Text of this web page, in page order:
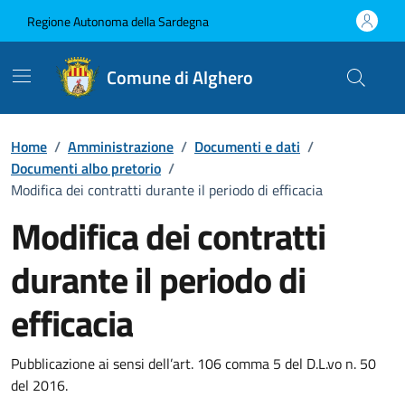
Regione Autonoma della Sardegna
Comune di Alghero
Home / Amministrazione / Documenti e dati /
Documenti albo pretorio /
Modifica dei contratti durante il periodo di efficacia
Modifica dei contratti
durante il periodo di
efficacia
Dettaglio del documento
Pubblicazione ai sensi dell’art. 106 comma 5 del D.L.vo n. 50
del 2016.